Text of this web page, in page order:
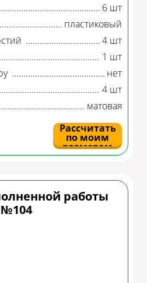
6 шт
пластиковый
4 шт
1 шт
нет
4 шт
матовая
Рассчитать
по моим
размерам
работы
№104